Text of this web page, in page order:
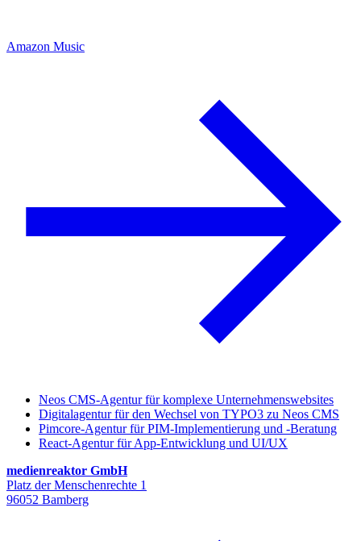
Amazon Music
Neos CMS-Agentur für komplexe Unternehmenswebsites
Digitalagentur für den Wechsel von TYPO3 zu Neos CMS
Pimcore-Agentur für PIM-Implementierung und -Beratung
React-Agentur für App-Entwicklung und UI/UX
medienreaktor GmbH
Platz der Menschenrechte 1
96052 Bamberg